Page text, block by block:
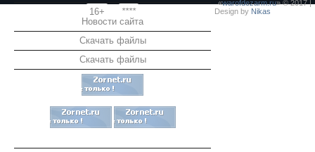
16+
****
Новости сайта
Скачать файлы
Скачать файлы
«warofdezarm.ru» © 2017 |
Design by Nikas